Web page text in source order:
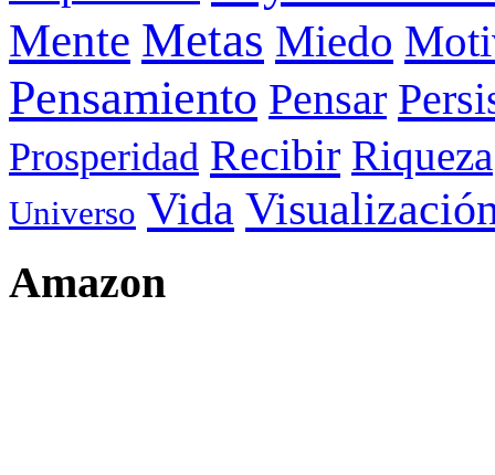
Mente Metas Miedo
Pensamiento Pensar
Prosperidad Recibir Riqueza
Universo Vida
Amazon